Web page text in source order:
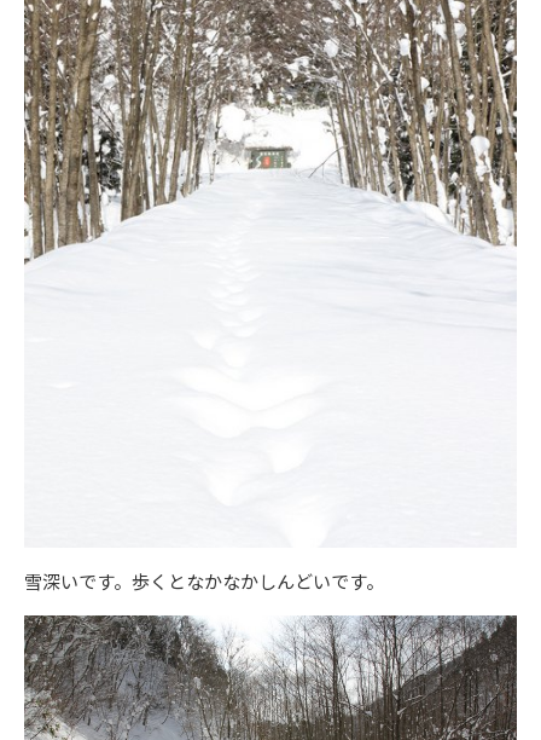
雪深いです。歩くとなかなかしんどいです。